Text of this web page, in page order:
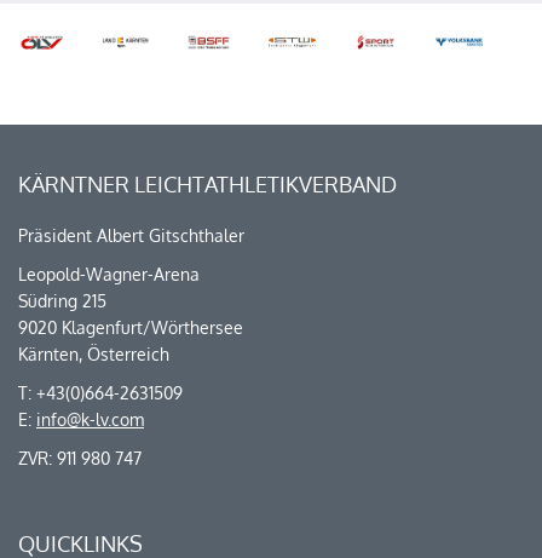
KÄRNTNER LEICHTATHLETIKVERBAND
Präsident Albert Gitschthaler
Leopold-Wagner-Arena
Südring 215
9020 Klagenfurt/Wörthersee
Kärnten, Österreich
T: +43(0)664-2631509
E: info@k-lv.com
ZVR: 911 980 747
QUICKLINKS